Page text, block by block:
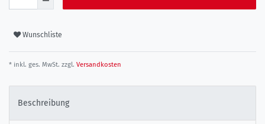
Wunschliste
* inkl. ges. MwSt. zzgl. Versandkosten
Beschreibung